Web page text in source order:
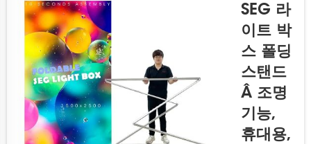
Lintel
SEG 모듈
식 라이트
박스 디스
플레이 키
트가 바로
그 해답입
니다! 이
SEG 라
이트 박
스 폴딩
스탠드
Â 조명
기능,
휴대용,